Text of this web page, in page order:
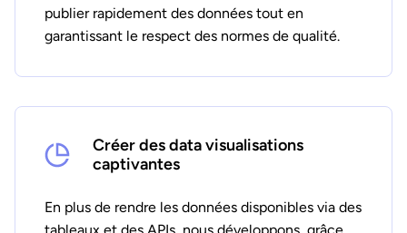
publier rapidement des données tout en
garantissant le respect des normes de qualité.
Créer des data visualisations
captivantes
En plus de rendre les données disponibles via des